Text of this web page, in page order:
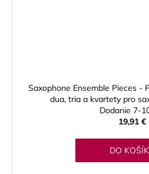
Saxophone Ensemble Pieces -
dua, tria a kvartety pro
Dodanie 7-
19,91 €
DO